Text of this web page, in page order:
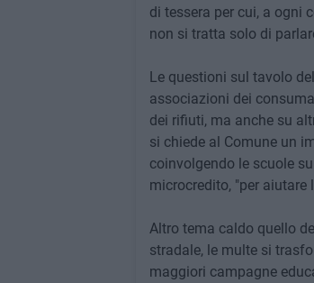
di tessera per cui, a ogni
non si tratta solo di
Le questioni sul tavolo
associazioni dei
dei rifiuti, ma anche su
si chiede al Comune un
coinvolgendo le scuole
microcredito, "per
Altro tema caldo quello
stradale, le multe si
maggiori campagne